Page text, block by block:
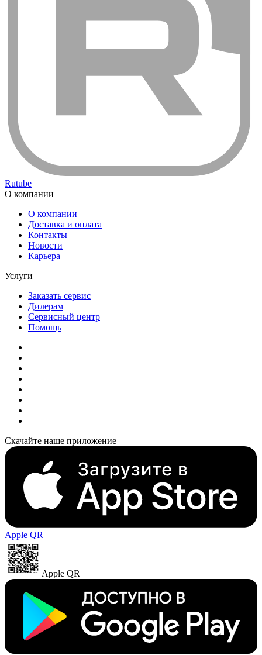
Rutube
О компании
О компании
Доставка и оплата
Контакты
Новости
Карьера
Услуги
Заказать сервис
Дилерам
Сервисный центр
Помощь
Скачайте наше приложение
Apple QR
Apple QR